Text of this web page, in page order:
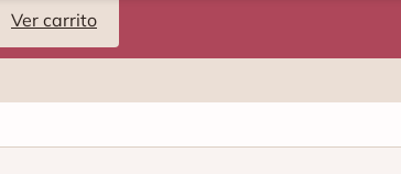
Ver carrito